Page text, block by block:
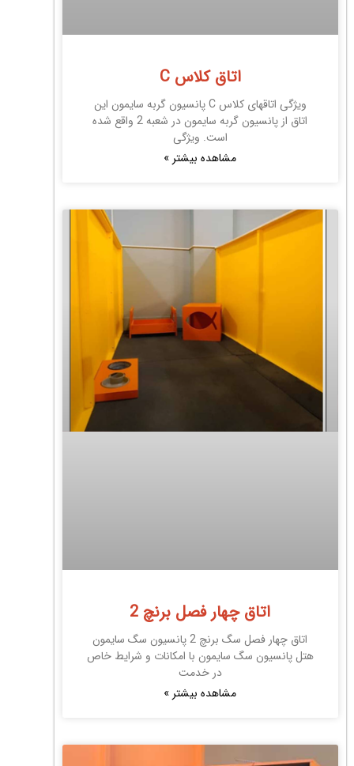
اتاق کلاس C
ویژگی اتاقهای کلاس C پانسیون گربه سایمون این
اتاق از پانسیون گربه سایمون در شعبه 2 واقع شده
است. ویژگی
مشاهده بیشتر »
اتاق چهار فصل برنچ 2
اتاق چهار فصل سگ برنچ 2 پانسیون سگ سایمون
هتل پانسیون سگ سایمون با امکانات و شرایط خاص
در خدمت
مشاهده بیشتر »